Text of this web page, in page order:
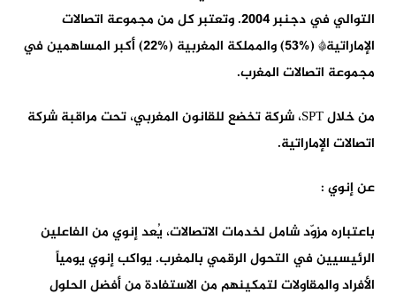
التوالي في دجنبر 2004. وتعتبر كل من مجموعة اتصالات
الإماراتية* (%53) والمملكة المغربية (%22) أكبر المساهمين في
مجموعة اتصالات المغرب.
من خلال SPT، شركة تخضع للقانون المغربي، تحت مراقبة شركة
اتصالات الإماراتية.
عن إنوي :
باعتباره مزوّد شامل لخدمات الاتصالات، يُعد إنوي من الفاعلين
الرئيسيين في التحول الرقمي بالمغرب. يواكب إنوي يومياً
الأفراد والمقاولات لتمكينهم من الاستفادة من أفضل الحلول